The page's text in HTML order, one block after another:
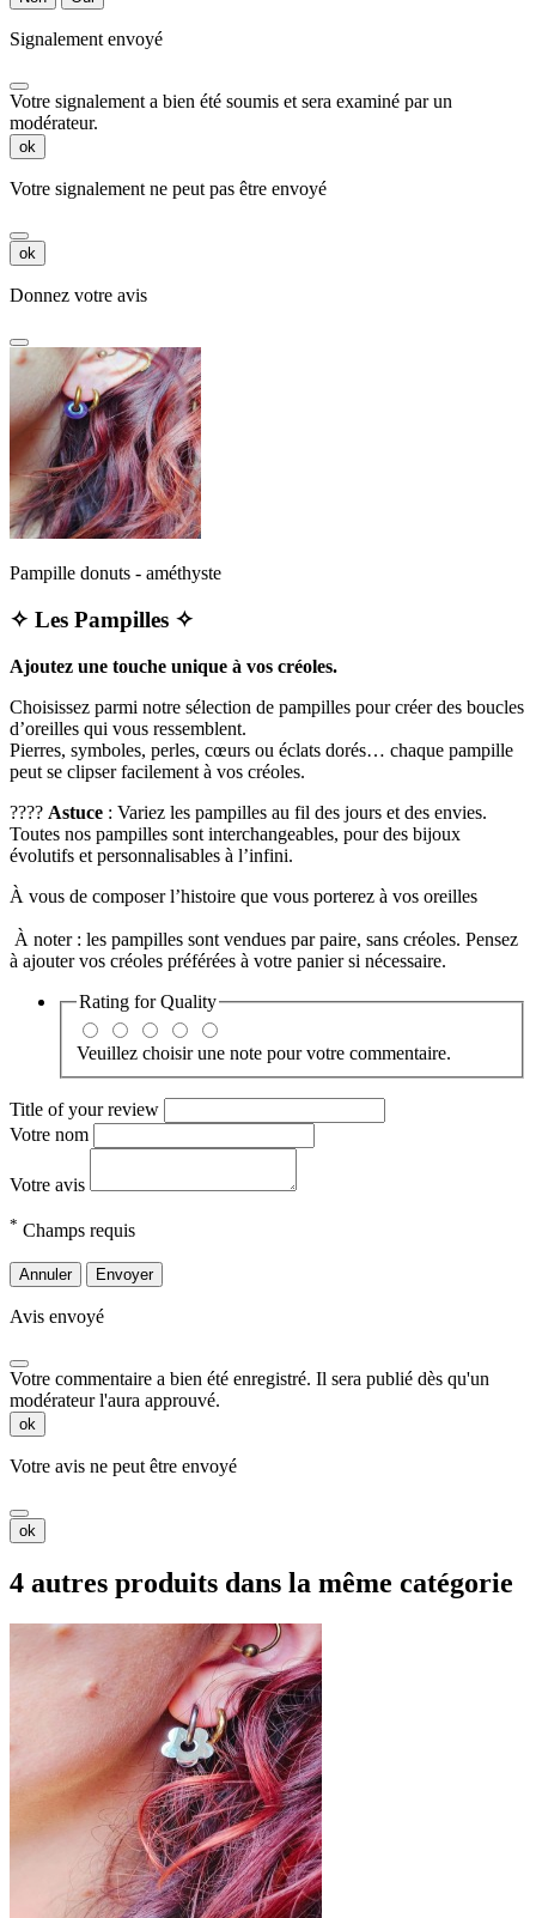
Signalement envoyé
Votre signalement a bien été soumis et sera examiné par un
modérateur.
ok
Votre signalement ne peut pas être envoyé
ok
Donnez votre avis
Pampille donuts - améthyste
✧ Les Pampilles ✧
Ajoutez une touche unique à vos créoles.
Choisissez parmi notre sélection de pampilles pour créer des boucles
d’oreilles qui vous ressemblent.
Pierres, symboles, perles, cœurs ou éclats dorés… chaque pampille
peut se clipser facilement à vos créoles.
???? Astuce : Variez les pampilles au fil des jours et des envies.
Toutes nos pampilles sont interchangeables, pour des bijoux
évolutifs et personnalisables à l’infini.
À vous de composer l’histoire que vous porterez à vos oreilles
À noter : les pampilles sont vendues par paire, sans créoles. Pensez
à ajouter vos créoles préférées à votre panier si nécessaire.
Rating forQuality
Veuillez choisir une note pour votre commentaire.
Title of your review
Votre nom
Votre avis
* Champs requis
Annuler Envoyer
Avis envoyé
Votre commentaire a bien été enregistré. Il sera publié dès qu'un
modérateur l'aura approuvé.
ok
Votre avis ne peut être envoyé
ok
4 autres produits dans la même catégorie